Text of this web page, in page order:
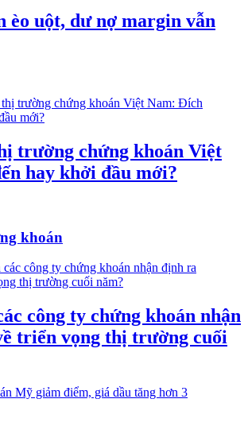
èo uột, dư nợ margin vẫn
trường chứng khoán Việt
hay khởi đầu mới?
khoán
công ty chứng khoán nhận
triển vọng thị trường cuối